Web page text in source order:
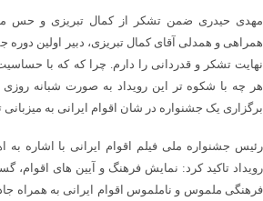
مهدی حیدری ضمن تشکر از کمال تبریزی و حس
همراهی و همدلی آقای کمال تبریزی، دبیر اولین دوره
نهایت تشکر و قدردانی را دارم. چرا که که با
هر چه با شکوه تر این رویداد به صورت شبانه
برگزاری یک جشنواره در شان اقوام ایرانی به
رئیس جشنواره ملی فیلم اقوام ایرانی با اشاره
رویداد تاکید کرد: نمایش فرهنگ و آیین های اقوام،
فرهنگی ملموس و ناملموس اقوام ایرانی به همراه